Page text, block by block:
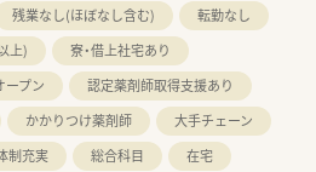
残業なし(ほぼなし含む)
転勤なし
上)
寮・借上社宅あり
ープン
認定薬剤師取得支援あり
かかりつけ薬剤師
大手チェーン
制充実 総合科目 在宅